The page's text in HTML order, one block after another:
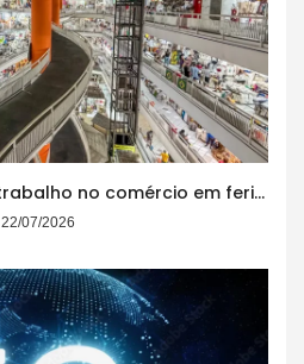
Acordo regulamenta trabalho no comércio em feriados
22/07/2026